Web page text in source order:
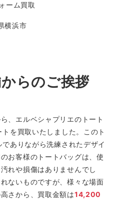
ーム買取
横浜市
らのご挨拶
、エルベシャプリエのトート
を買取いたしました。このト
ありながら洗練されたデザイ
お客様のトートバッグは、使
れや損傷はありませんでし
ないものですが、様々な場面
さから、買取金額は14,200